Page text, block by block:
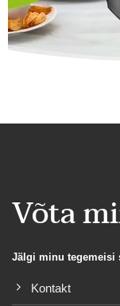
Võta
Jälgi minu tegemeisi
Kontakt